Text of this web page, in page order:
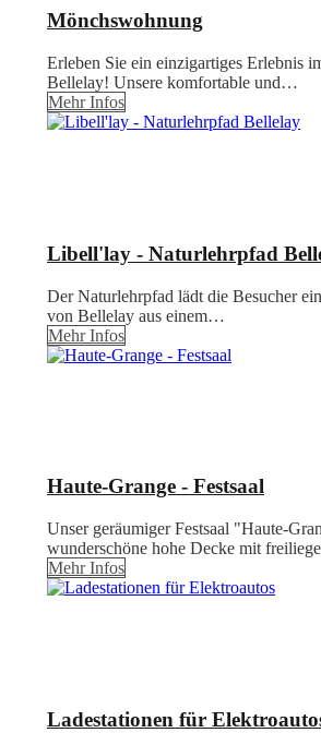
Mönchswohnung
Erleben Sie ein einzigartiges Erlebnis
Bellelay! Unsere komfortable und…
Mehr Infos
Libell'lay - Naturlehrpfad
Der Naturlehrpfad lädt die Besucher
von Bellelay aus einem…
Mehr Infos
Haute-Grange - Festsaal
Unser geräumiger Festsaal "Haute-
wunderschöne hohe Decke mit
Mehr Infos
Ladestationen für